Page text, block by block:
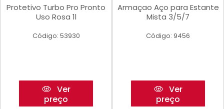
Protetivo Turbo Pro Pronto
Uso Rosa 1l
Código: 53930
Ver
preço
Armaçao Aço para Estante
Mista 3/5/7
Código: 9456
Ver
preço